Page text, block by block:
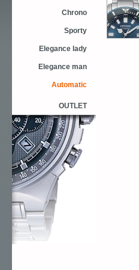
Chrono
Sporty
Elegance lady
Elegance man
Automatic
OUTLET